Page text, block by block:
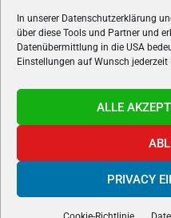
In unserer Datenschutzerklärung
über diese Tools und Partner und
Datenübermittlung in die USA
Einstellungen auf Wunsch
ALLE
PRIVACY
Gamers.at v6 © 1999-2024 All
Datenschutzerklärung